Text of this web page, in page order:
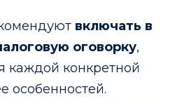
включать в
оговорку,
каждой конкретной
особенностей.